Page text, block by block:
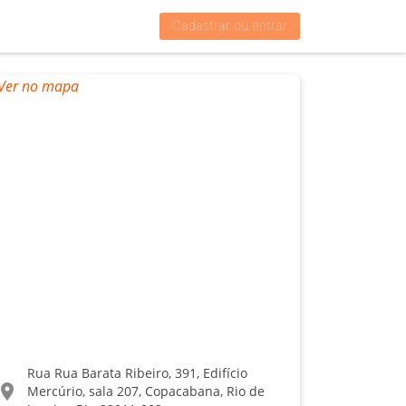
Cadastrar ou entrar
Rua Rua Barata Ribeiro, 391, Edifício
Mercúrio, sala 207, Copacabana, Rio de